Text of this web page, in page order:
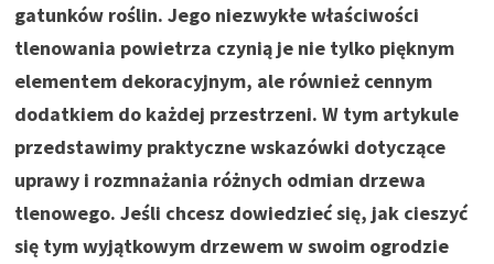
gatunków roślin. Jego niezwykłe właściwości
tlenowania powietrza czynią je nie tylko pięknym
elementem dekoracyjnym, ale również cennym
dodatkiem do każdej przestrzeni. W tym artykule
przedstawimy praktyczne wskazówki dotyczące
uprawy i rozmnażania różnych odmian drzewa
tlenowego. Jeśli chcesz dowiedzieć się, jak cieszyć
się tym wyjątkowym drzewem w swoim ogrodzie